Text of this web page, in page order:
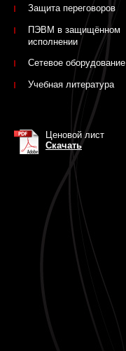
Защита переговоров
ПЭВМ в защищённом
исполнении
Сетевое оборудование
Учебная литература
Ценовой лист
Скачать